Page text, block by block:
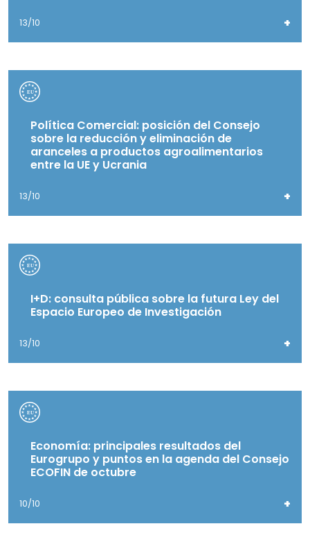
13/10 +
Política Comercial: posición del Consejo
sobre la reducción y eliminación de
aranceles a productos agroalimentarios
entre la UE y Ucrania
13/10 +
I+D: consulta pública sobre la futura Ley del
Espacio Europeo de Investigación
13/10 +
Economía: principales resultados del
Eurogrupo y puntos en la agenda del Consejo
ECOFIN de octubre
10/10 +